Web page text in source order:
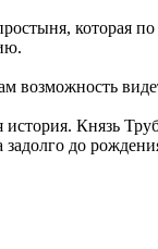
которая
возможность
Князь
до